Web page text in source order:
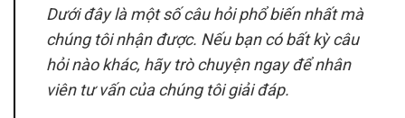
Dưới đây là một số câu hỏi phổ biến nhất mà
chúng tôi nhận được. Nếu bạn có bất kỳ câu
hỏi nào khác, hãy trò chuyện ngay để nhân
viên tư vấn của chúng tôi giải đáp.